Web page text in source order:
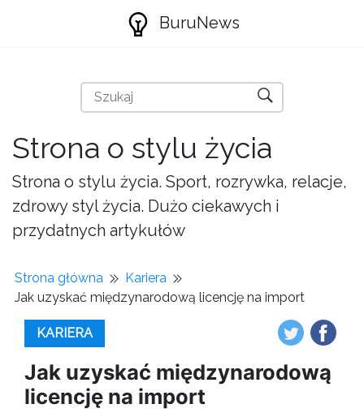
BuruNews
Strona o stylu życia
Strona o stylu życia. Sport, rozrywka, relacje,
zdrowy styl życia. Dużo ciekawych i
przydatnych artykułów
Strona główna
Kariera
Jak uzyskać międzynarodową licencję na import
KARIERA
Jak uzyskać międzynarodową
licencję na import